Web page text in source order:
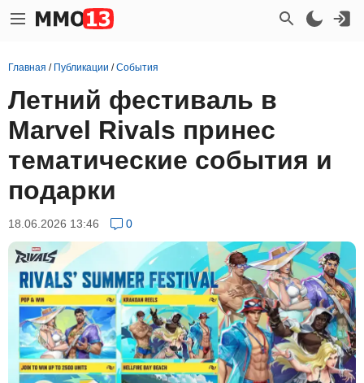
Главная / Публикации /События
Летний фестиваль в
Marvel Rivals принес
тематические события и
подарки
18.06.2026 13:46 0